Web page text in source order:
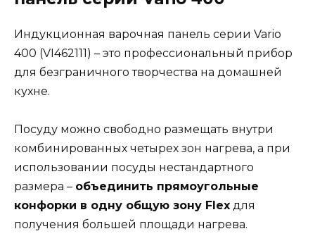
Индукционная варочная панель серии Vario
400 (VI462111) – это профессиональный прибор
для безграничного творчества на домашней
кухне.
Посуду можно свободно размещать внутри
комбинированных четырех зон нагрева, а при
использовании посуды нестандартного
размера – объединить прямоугольные
конфорки в одну общую зону Flex для
получения большей площади нагрева.